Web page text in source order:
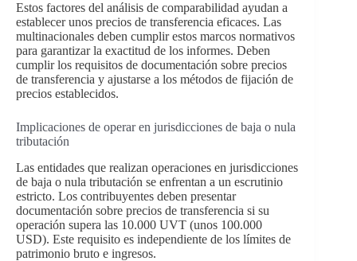
Estos factores del análisis de comparabilidad ayudan a
establecer unos precios de transferencia eficaces. Las
multinacionales deben cumplir estos marcos normativos
para garantizar la exactitud de los informes. Deben
cumplir los requisitos de documentación sobre precios
de transferencia y ajustarse a los métodos de fijación de
precios establecidos.
Implicaciones de operar en jurisdicciones de baja o nula
tributación
Las entidades que realizan operaciones en jurisdicciones
de baja o nula tributación se enfrentan a un escrutinio
estricto. Los contribuyentes deben presentar
documentación sobre precios de transferencia si su
operación supera las 10.000 UVT (unos 100.000
USD). Este requisito es independiente de los límites de
patrimonio bruto e ingresos.